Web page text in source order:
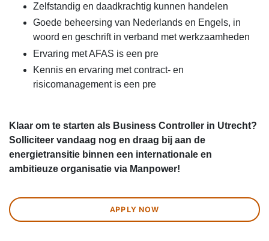
Zelfstandig en daadkrachtig kunnen handelen
Goede beheersing van Nederlands en Engels, in
woord en geschrift in verband met werkzaamheden
Ervaring met AFAS is een pre
Kennis en ervaring met contract- en
risicomanagement is een pre
Klaar om te starten als Business Controller in Utrecht?
Solliciteer vandaag nog en draag bij aan de
energietransitie binnen een internationale en
ambitieuze organisatie via Manpower!
APPLY NOW